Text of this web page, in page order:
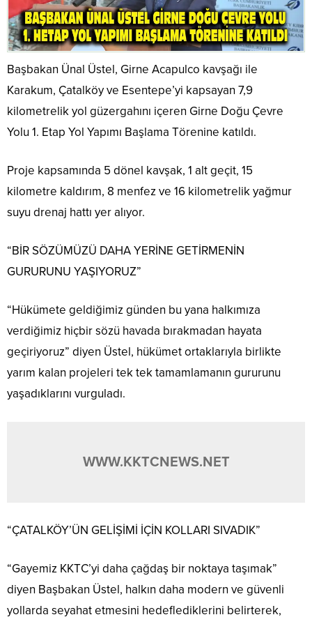
Başbakan Ünal Üstel, Girne Acapulco kavşağı ile
Karakum, Çatalköy ve Esentepe’yi kapsayan 7,9
kilometrelik yol güzergahını içeren Girne Doğu Çevre
Yolu 1. Etap Yol Yapımı Başlama Törenine katıldı.
Proje kapsamında 5 dönel kavşak, 1 alt geçit, 15
kilometre kaldırım, 8 menfez ve 16 kilometrelik yağmur
suyu drenaj hattı yer alıyor.
“BİR SÖZÜMÜZÜ DAHA YERİNE GETİRMENİN
GURURUNU YAŞIYORUZ”
“Hükümete geldiğimiz günden bu yana halkımıza
verdiğimiz hiçbir sözü havada bırakmadan hayata
geçiriyoruz” diyen Üstel, hükümet ortaklarıyla birlikte
yarım kalan projeleri tek tek tamamlamanın gururunu
yaşadıklarını vurguladı.
WWW.KKTCNEWS.NET
“ÇATALKÖY’ÜN GELİŞİMİ İÇİN KOLLARI SIVADIK”
“Gayemiz KKTC’yi daha çağdaş bir noktaya taşımak”
diyen Başbakan Üstel, halkın daha modern ve güvenli
yollarda seyahat etmesini hedeflediklerini belirterek,